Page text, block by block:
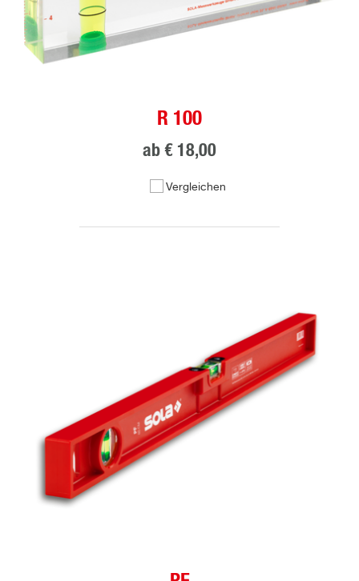
R 100
ab € 18,00
Vergleichen